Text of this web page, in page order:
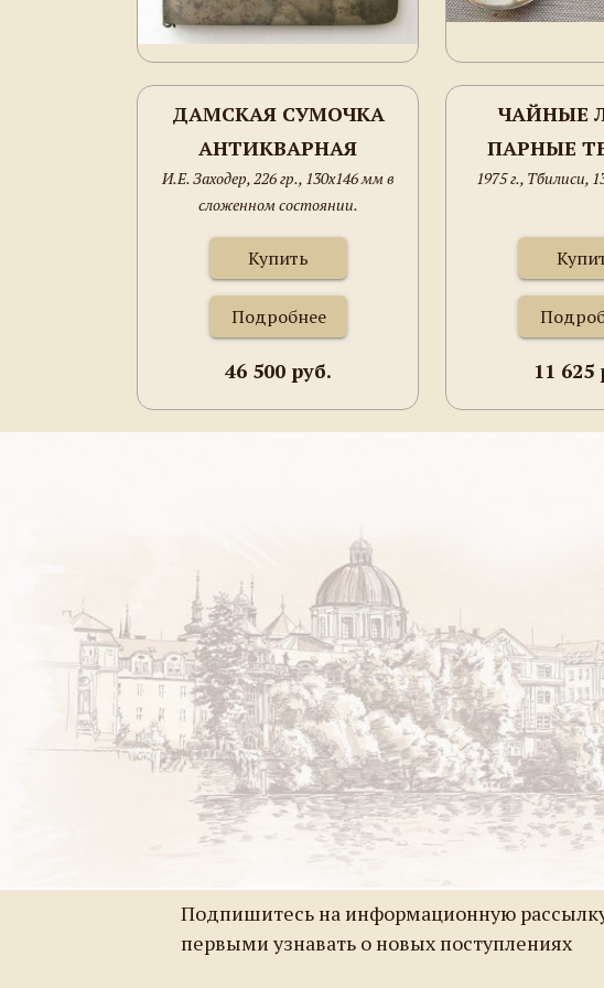
ДАМСКАЯ СУМОЧКА
АНТИКВАРНАЯ
И.Е. Заходер, 226 гр., 130х146 мм в
сложенном состоянии.
Купить
Подробнее
46 500 руб.
ЧАЙНЫЕ
ПАРНЫЕ
1975 г., Тбилиси,
11 625
Подпишитесь на информационную
первыми узнавать о новых поступлениях